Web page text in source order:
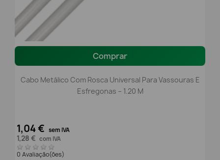
Comprar
Cabo Metálico Com Rosca Universal Para Vassouras E
Esfregonas – 1.20 M
1,04 € sem IVA
1,28 € com IVA
0 Avaliação(ões)